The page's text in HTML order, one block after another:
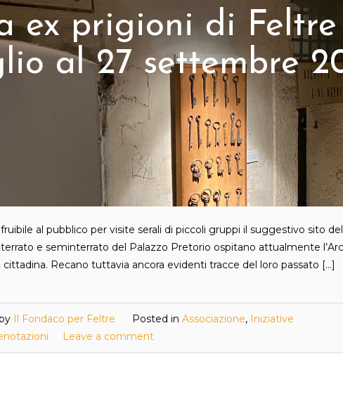
ex prigioni di
al 27 settembre
al pubblico per visite serali di piccoli gruppi il suggestivo sito
e seminterrato del Palazzo Pretorio ospitano attualmente
Recano tuttavia ancora evidenti tracce del loro passato […]
Il Fondaco per Feltre Posted in Associazione, Iniziative
Leave a comment